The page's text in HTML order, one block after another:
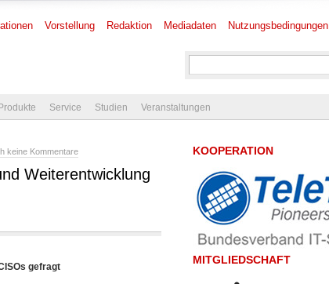
Vorstellung Redaktion Mediadaten Nutzungsbedingungen
Produkte Service Studien Veranstaltungen
keine Kommentare
Weiterentwicklung
gefragt
KOOPERATION
MITGLIEDSCHAFT